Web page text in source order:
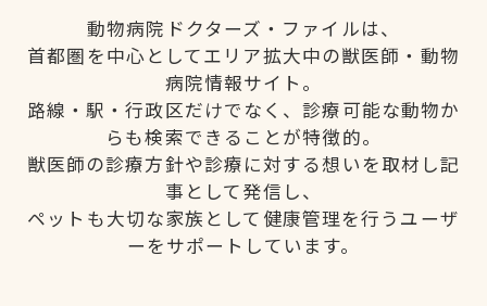
動物病院ドクターズ・ファイルは、
首都圏を中心としてエリア拡大中の獣医師・動物
病院情報サイト。
路線・駅・行政区だけでなく、診療可能な動物か
らも検索できることが特徴的。
獣医師の診療方針や診療に対する想いを取材し記
事として発信し、
ペットも大切な家族として健康管理を行うユーザ
ーをサポートしています。